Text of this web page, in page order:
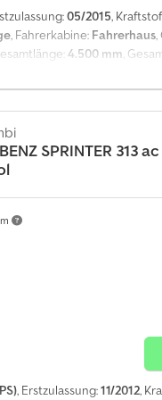
05/2015,
, Fahrerkabine: Fahrerhaus,
4.500 mm,
Spiegel,
- Trennwand Dodpfx
Anhängelast,
Anzahl
Beheizte Spiegel,
Getriebeart:
hinten:
2 %, Reifentyp:
B Achskonfiguration
Spiralfederung
767 kg zGG: 2.159 kg
Zustand:
Schlüssel: 2
SPRINTER 313 ac
, Erstzulassung:11/2012,